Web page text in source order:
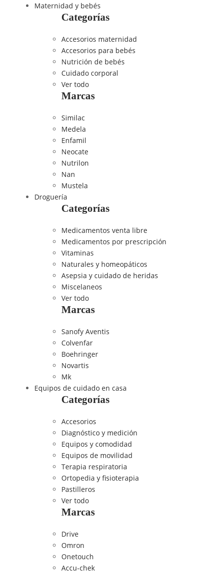
Maternidad y bebés
Categorías
Accesorios maternidad
Accesorios para bebés
Nutrición de bebés
Cuidado corporal
Ver todo
Marcas
Similac
Medela
Enfamil
Neocate
Nutrilon
Nan
Mustela
Droguería
Categorías
Medicamentos venta libre
Medicamentos por prescripción
Vitaminas
Naturales y homeopáticos
Asepsia y cuidado de heridas
Miscelaneos
Ver todo
Marcas
Sanofy Aventis
Colvenfar
Boehringer
Novartis
Mk
Equipos de cuidado en casa
Categorías
Accesorios
Diagnóstico y medición
Equipos y comodidad
Equipos de movilidad
Terapia respiratoria
Ortopedia y fisioterapia
Pastilleros
Ver todo
Marcas
Drive
Omron
Onetouch
Accu-chek